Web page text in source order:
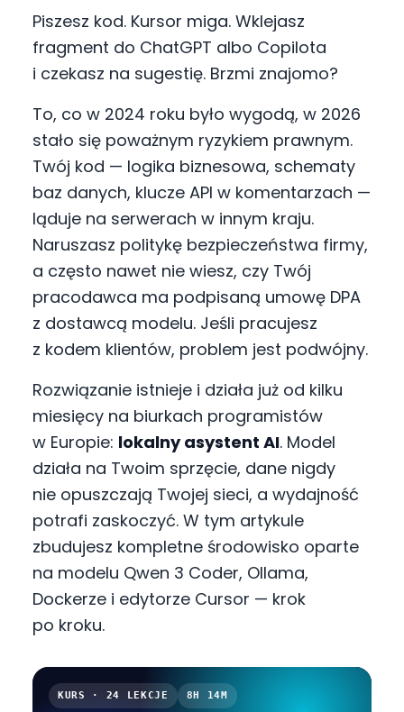
Piszesz kod. Kursor miga. Wklejasz
fragment do ChatGPT albo Copilota
i czekasz na sugestię. Brzmi znajomo?
To, co w 2024 roku było wygodą, w 2026
stało się poważnym ryzykiem prawnym.
Twój kod — logika biznesowa, schematy
baz danych, klucze API w komentarzach —
ląduje na serwerach w innym kraju.
Naruszasz politykę bezpieczeństwa firmy,
a często nawet nie wiesz, czy Twój
pracodawca ma podpisaną umowę DPA
z dostawcą modelu. Jeśli pracujesz
z kodem klientów, problem jest podwójny.
Rozwiązanie istnieje i działa już od kilku
miesięcy na biurkach programistów
w Europie: lokalny asystent AI. Model
działa na Twoim sprzęcie, dane nigdy
nie opuszczają Twojej sieci, a wydajność
potrafi zaskoczyć. W tym artykule
zbudujesz kompletne środowisko oparte
na modelu Qwen 3 Coder, Ollama,
Dockerze i edytorze Cursor — krok
po kroku.
KURS · 24 LEKCJE 8H 14M